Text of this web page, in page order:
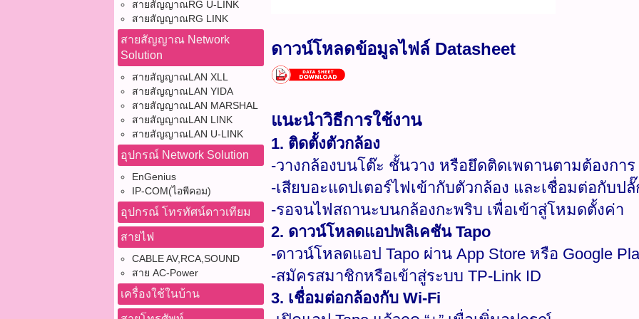
สายสัญญาณRG U-LINK
สายสัญญาณRG LINK
สายสัญญาณ Network
Solution
สายสัญญาณLAN XLL
สายสัญญาณLAN YIDA
สายสัญญาณLAN MARSHAL
สายสัญญาณLAN LINK
สายสัญญาณLAN U-LINK
อุปกรณ์ Network Solution
EnGenius
IP-COM(ไอพีคอม)
อุปกรณ์ โทรทัศน์ดาวเทียม
สายไฟ
CABLE AV,RCA,SOUND
สาย AC-Power
เครื่องใช้ในบ้าน
ดาวน์โหลดข้อมูลไฟล์ Datasheet
แนะนำวิธีการใช้งาน
1. ติดตั้งตัวกล้อง
-วางกล้องบนโต๊ะ ชั้นวาง หรือยึดติดเพดานตามต้องการ
-เสียบอะแดปเตอร์ไฟเข้ากับตัวกล้อง และเชื่อมต่อกับปลั๊
-รอจนไฟสถานะบนกล้องกะพริบ เพื่อเข้าสู่โหมดตั้งค่า
2. ดาวน์โหลดแอปพลิเคชัน Tapo
-ดาวน์โหลดแอป Tapo ผ่าน App Store หรือ Google
-สมัครสมาชิกหรือเข้าสู่ระบบ TP-Link ID
3. เชื่อมต่อกล้องกับ Wi-Fi